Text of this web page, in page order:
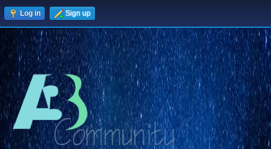
Log in Sign up